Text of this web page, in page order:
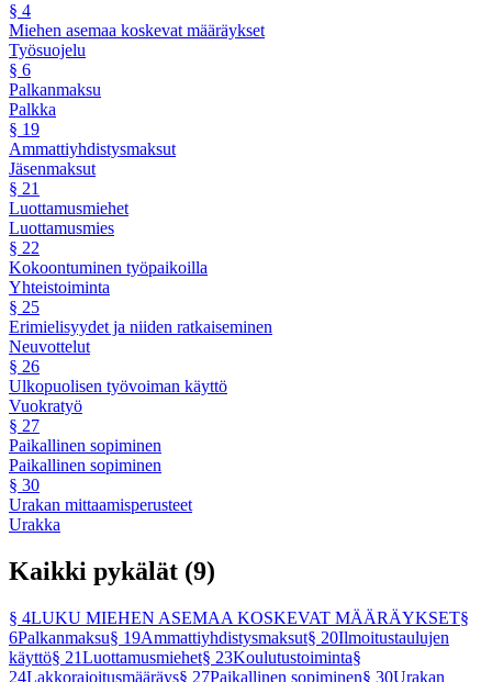
§ 4
Miehen asemaa koskevat määräykset
Työsuojelu
§ 6
Palkanmaksu
Palkka
§ 19
Ammattiyhdistysmaksut
Jäsenmaksut
§ 21
Luottamusmiehet
Luottamusmies
§ 22
Kokoontuminen työpaikoilla
Yhteistoiminta
§ 25
Erimielisyydet ja niiden ratkaiseminen
Neuvottelut
§ 26
Ulkopuolisen työvoiman käyttö
Vuokratyö
§ 27
Paikallinen sopiminen
Paikallinen sopiminen
§ 30
Urakan mittaamisperusteet
Urakka
Kaikki pykälät (9)
§ 4LUKU MIEHEN ASEMAA KOSKEVAT MÄÄRÄYKSET§
6Palkanmaksu§ 19Ammattiyhdistysmaksut§ 20Ilmoitustaulujen
käyttö§ 21Luottamusmiehet§ 23Koulutustoiminta§
24Lakkorajoitusmääräys§ 27Paikallinen sopiminen§ 30Urakan